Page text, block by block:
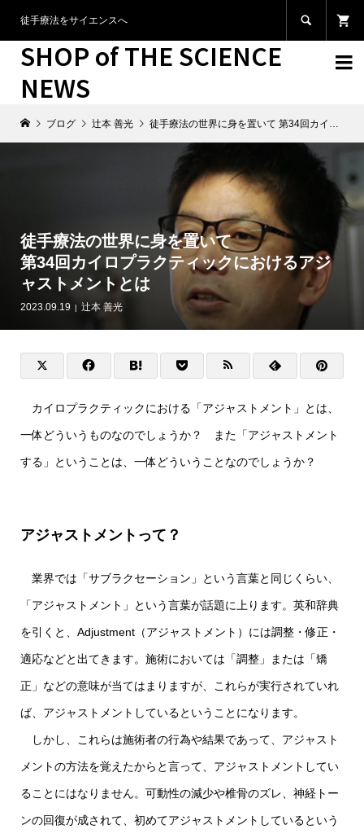
徒手療法をサイエンスへ 
SHOP of THE SCIENCE
NEWS

ブログ 辻本 善光 徒手療法の世界に身を置いて 第34回カイロプラクティックにおけるアジャストメントとは
徒手療法の世界に身を置いて
第34回カイロプラクティックにおけるアジ
ャストメントとは
2023.09.19 辻本 善光
カイロプラクティックにおける「アジャストメント」とは、
一体どういうものなのでしょうか？ また「アジャストメント
する」ということは、一体どういうことなのでしょうか？
アジャストメントって？
業界では「サブラクセーション」という言葉と同じくらい、
「アジャストメント」という言葉が話題に上ります。英和辞典
を引くと、Adjustment（アジャストメント）には調整・修正・
適応などと出てきます。施術においては「調整」または「矯
正」などの意味が当てはまりますが、これらが実行されていれ
ば、アジャストメントしているということになります。
しかし、これらは施術者の行為や結果であって、アジャスト
メントの方法を覚えたからと言って、アジャストメントしてい
ることにはなりません。可動性の減少や椎骨のズレ、神経トー
ンの回復が成されて、初めてアジャストメントしているという